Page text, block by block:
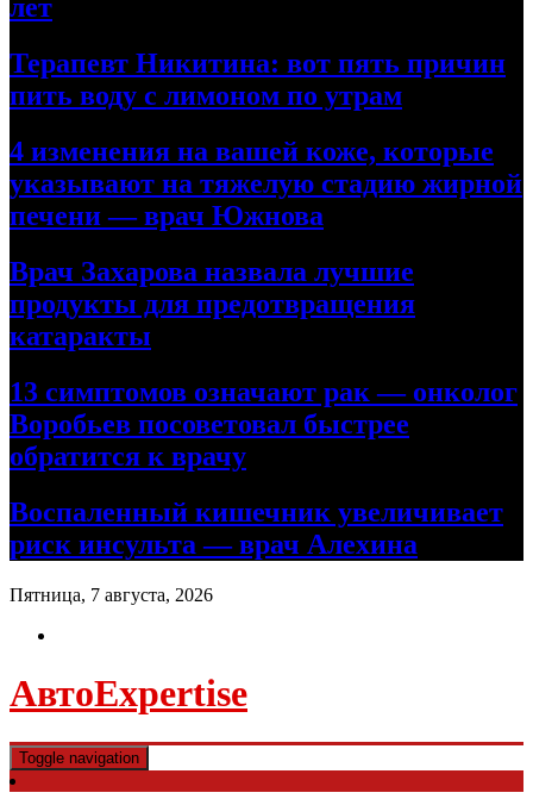
лет
Терапевт Никитина: вот пять причин
пить воду с лимоном по утрам
4 изменения на вашей коже, которые
указывают на тяжелую стадию жирной
печени — врач Южнова
Врач Захарова назвала лучшие
продукты для предотвращения
катаракты
13 симптомов означают рак — онколог
Воробьев посоветовал быстрее
обратится к врачу
Воспаленный кишечник увеличивает
риск инсульта — врач Алехина
Пятница, 7 августа, 2026
АвтоExpertise
Toggle navigation